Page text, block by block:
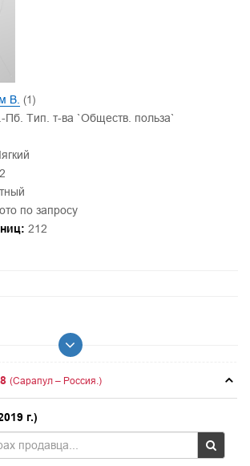
В. (1)
Пб. Тип. т-ва `Обществ. польза`
по запросу
212
(Сарапул – Россия.)
г.)